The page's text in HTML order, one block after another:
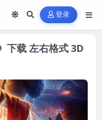
登录
下载 左右格式 3D